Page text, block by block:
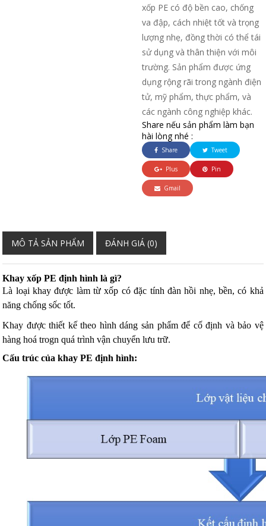
xốp PE có độ bền cao, chống
va đập, cách nhiệt tốt và trọng
lượng nhẹ, đồng thời có thể tái
sử dụng và thân thiện với môi
trường. Sản phẩm được ứng
dụng rộng rãi trong ngành điện
tử, mỹ phẩm, thực phẩm, và
các ngành công nghiệp khác.
Share nếu sản phẩm làm bạn
hài lòng nhé :
Share Tweet
Plus Pin
Gmail
MÔ TẢ SẢN PHẨM ĐÁNH GIÁ (0)
Khay xốp PE định hình là gì?
Là loại khay được làm từ xốp có đặc tính đàn hồi nhẹ, bền, có khả
năng chống sốc tốt.
Khay được thiết kế theo hình dáng sản phẩm để cố định và bảo vệ
hàng hoá trogn quá trình vận chuyển lưu trữ.
Cấu trúc của khay PE định hình: